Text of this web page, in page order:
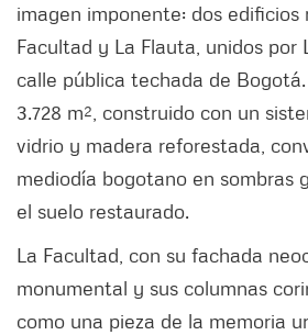
imagen imponente: dos edificios
Facultad y La Flauta, unidos por
calle pública techada de
3.728 m², construido con un
vidrio y madera reforestada,
mediodía bogotano en sombras
el suelo restaurado.
La Facultad, con su fachada
monumental y sus columnas
como una pieza de la memoria